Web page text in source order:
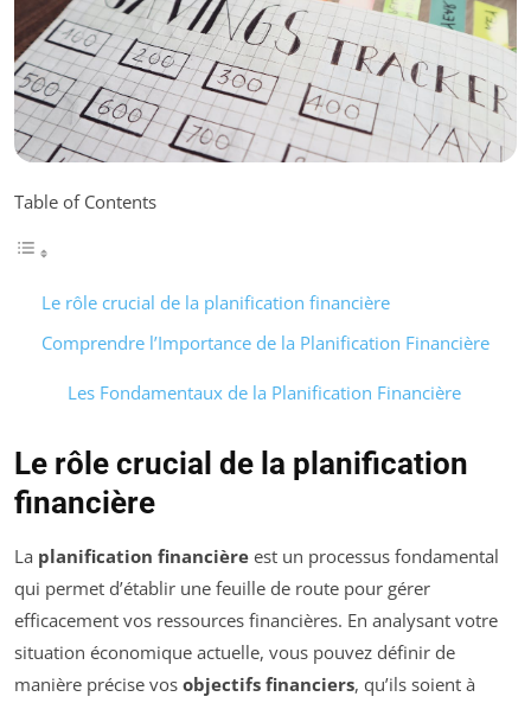
Table of Contents
Le rôle crucial de la planification financière
Comprendre l’Importance de la Planification Financière
Les Fondamentaux de la Planification Financière
Le rôle crucial de la planification
financière
La planification financière est un processus fondamental
qui permet d’établir une feuille de route pour gérer
efficacement vos ressources financières. En analysant votre
situation économique actuelle, vous pouvez définir de
manière précise vos objectifs financiers, qu’ils soient à